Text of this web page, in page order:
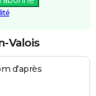
Valois
d'après